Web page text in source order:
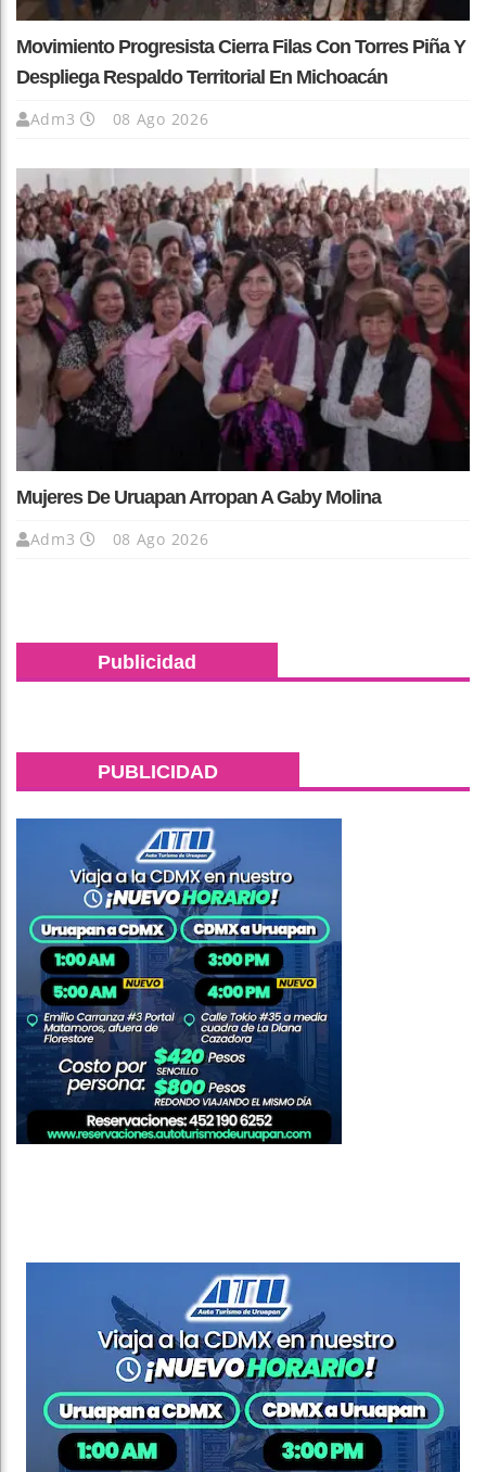
Movimiento Progresista Cierra Filas Con Torres Piña Y
Despliega Respaldo Territorial En Michoacán
Adm3 08 Ago 2026
Mujeres De Uruapan Arropan A Gaby Molina
Adm3 08 Ago 2026
Publicidad
PUBLICIDAD